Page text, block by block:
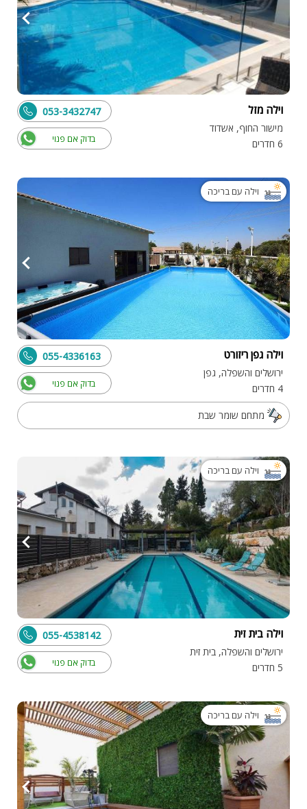
וילה מזל
מישור החוף, אשדוד
6 חדרים
בדוק אם פנוי
053-3432747
וילה עם בריכה
וילה גפן ריזורט
ירושלים והשפלה, גפן
4 חדרים
בדוק אם פנוי
055-4336163
מתחם שומר שבת
וילה עם בריכה
וילה בית זית
ירושלים והשפלה, בית זית
5 חדרים
בדוק אם פנוי
055-4538142
וילה עם בריכה